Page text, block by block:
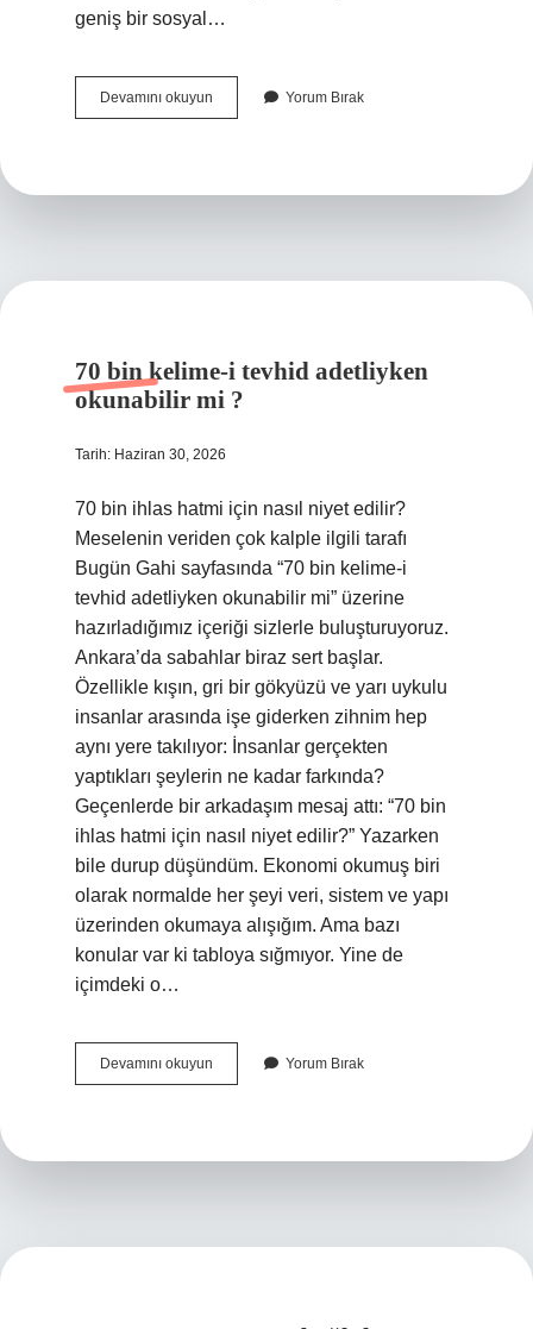
geniş bir sosyal…
Devamını okuyun
rahatsızlığı
Yorum Bırak
70 bin kelime-i tevhid adetliyken
okunabilir mi ?
Tarih: Haziran 30, 2026
70 bin ihlas hatmi için nasıl niyet edilir?
Meselenin veriden çok kalple ilgili tarafı
Bugün Gahi sayfasında “70 bin kelime-i
tevhid adetliyken okunabilir mi” üzerine
hazırladığımız içeriği sizlerle buluşturuyoruz.
Ankara’da sabahlar biraz sert başlar.
Özellikle kışın, gri bir gökyüzü ve yarı uykulu
insanlar arasında işe giderken zihnim hep
aynı yere takılıyor: İnsanlar gerçekten
yaptıkları şeylerin ne kadar farkında?
Geçenlerde bir arkadaşım mesaj attı: “70 bin
ihlas hatmi için nasıl niyet edilir?” Yazarken
bile durup düşündüm. Ekonomi okumuş biri
olarak normalde her şeyi veri, sistem ve yapı
üzerinden okumaya alışığım. Ama bazı
konular var ki tabloya sığmıyor. Yine de
içimdeki o…
Devamını okuyun
bin
Yorum Bırak